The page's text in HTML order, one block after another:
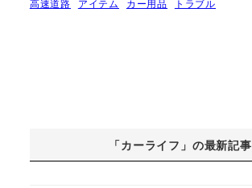
「カーライフ」の最新記事